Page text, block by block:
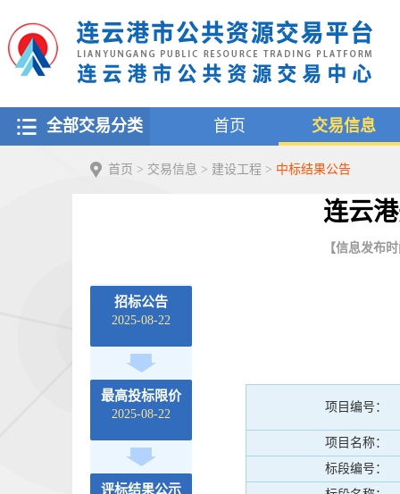
全部交易分类 首页 交易信息
首页 > 交易信息 > 建设工程 > 中标结果公告
连云
【信息发布
招标公告
2025-08-22
最高投标限价
2025-08-22
评标结果公示
项目编号：
项目名称：
标段编号：